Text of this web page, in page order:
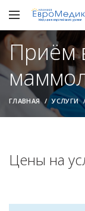
Приём
ГЛАВНАЯ УСЛУГИ
Цены на